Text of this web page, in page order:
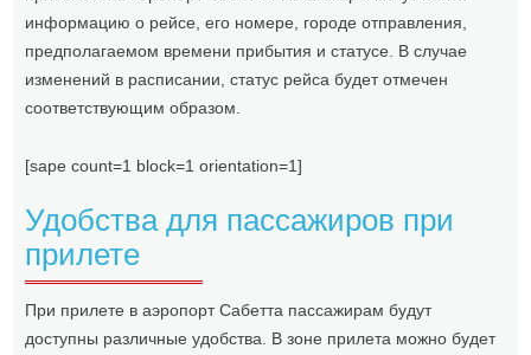
информацию о рейсе, его номере, городе отправления,
предполагаемом времени прибытия и статусе. В случае
изменений в расписании, статус рейса будет отмечен
соответствующим образом.
[sape count=1 block=1 orientation=1]
Удобства для пассажиров при
прилете
При прилете в аэропорт Сабетта пассажирам будут
доступны различные удобства. В зоне прилета можно будет